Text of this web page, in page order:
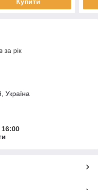
Купити
за рік
Україна